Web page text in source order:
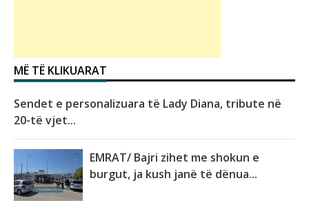
MË TË KLIKUARAT
Sendet e personalizuara të Lady Diana, tribute në
20-të vjet...
EMRAT/ Bajri zihet me shokun e
burgut, ja kush janë të dënua...